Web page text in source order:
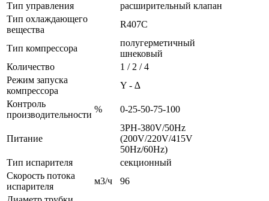
Тип управления
расширительный клапан
Тип охлаждающего
вещества
R407C
Тип компрессора
полугерметичный
шнековый
Количество
1 / 2 / 4
Режим запуска
компрессора
Y - ∆
Контроль
производительности
% 0-25-50-75-100
Питание
3PH-380V/50Hz
(200V/220V/415V
50Hz/60Hz)
Тип испарителя
секционный
Скорость потока
испарителя
м3/ч
96